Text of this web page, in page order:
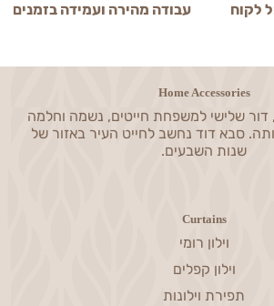
לקוח עבודה מהירה ועמידה בזמנים
Home Accessories
דור שלישי למשפחת חייטים, נשמה וחלמה
סבא דוד נחשב לחייט העיר באזור של
שנות השבעים.
Curtains
וילון רומי
וילון קפלים
תפירת וילונות